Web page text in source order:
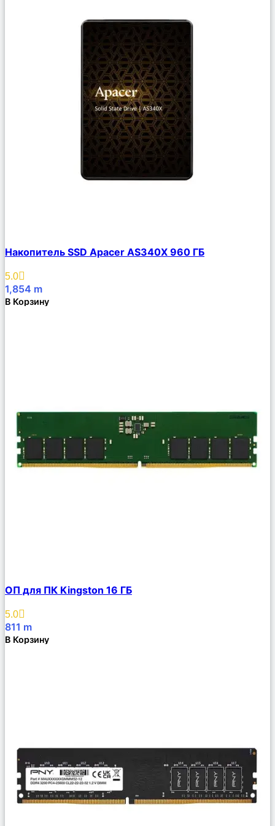
Описание
Избранное
Накопитель SSD Apacer AS340X 960 ГБ
5.0
1,854 m
В Корзину
Описание
Избранное
ОП для ПК Kingston 16 ГБ
5.0
811 m
В Корзину